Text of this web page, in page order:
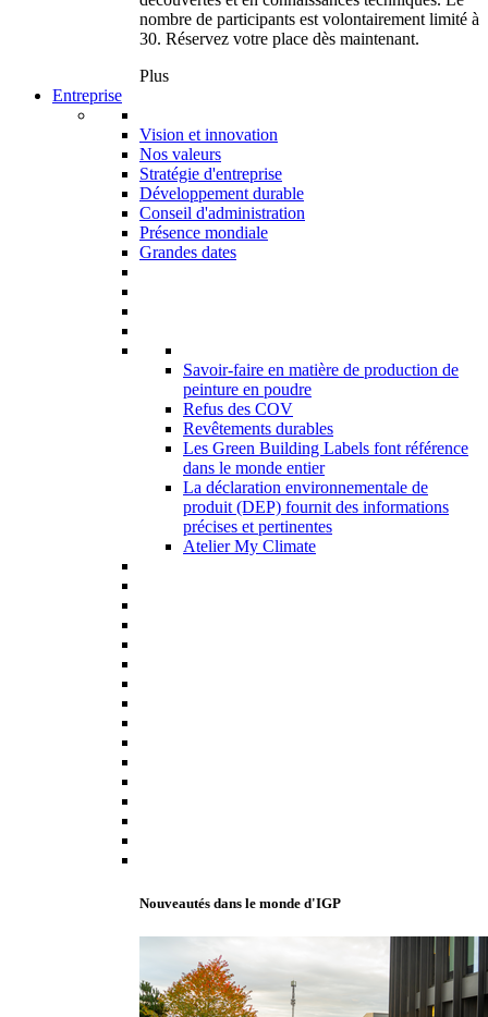
nombre de participants est volontairement limité à
30. Réservez votre place dès maintenant.
Plus
Entreprise
Vision et innovation
Nos valeurs
Stratégie d'entreprise
Développement durable
Conseil d'administration
Présence mondiale
Grandes dates
Savoir-faire en matière de production de
peinture en poudre
Refus des COV
Revêtements durables
Les Green Building Labels font référence
dans le monde entier
La déclaration environnementale de
produit (DEP) fournit des informations
précises et pertinentes
Atelier My Climate
Nouveautés dans le monde d'IGP